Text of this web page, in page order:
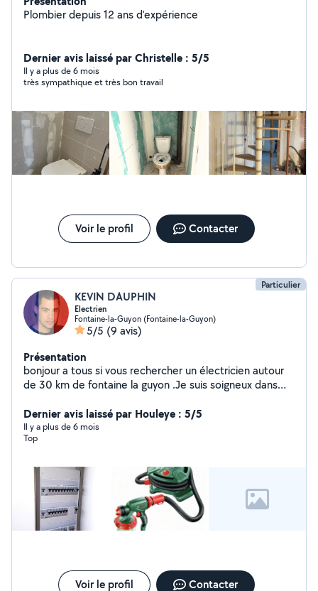
Plombier depuis 12 ans d'expérience
Dernier avis laissé par Christelle : 5/5
Il y a plus de 6 mois
très sympathique et très bon travail
Voir le profil Contacter
Particulier
KEVIN DAUPHIN
Electrien
Fontaine-la-Guyon (Fontaine-la-Guyon)
5/5 (9 avis)
Présentation
bonjour a tous si vous rechercher un électricien autour
de 30 km de fontaine la guyon .Je suis soigneux dans
Dernier avis laissé par Houleye : 5/5
Il y a plus de 6 mois
Top
Voir le profil Contacter